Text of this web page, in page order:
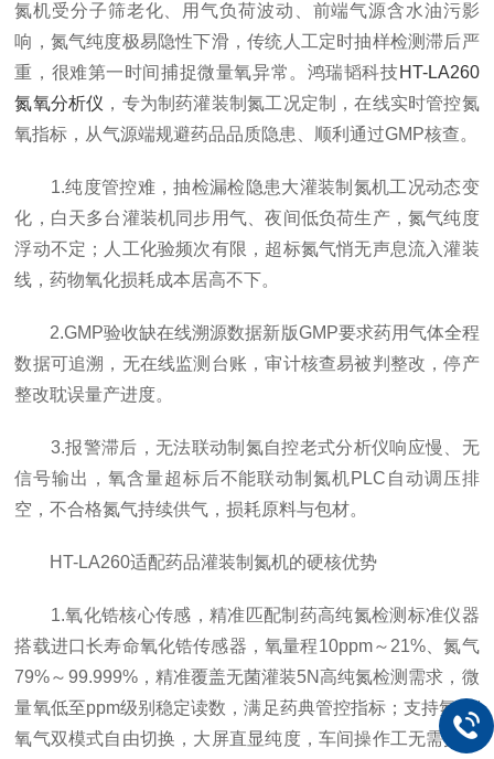
氮机受分子筛老化、用气负荷波动、前端气源含水油污影
响，氮气纯度极易隐性下滑，传统人工定时抽样检测滞后严
重，很难第一时间捕捉微量氧异常。鸿瑞韬科技HT-LA260
氮氧分析仪 ，专为制药灌装制氮工况定制，在线实时管控氮
氧指标，从气源端规避药品品质隐患、顺利通过GMP核查。
1.纯度管控难，抽检漏检隐患大灌装制氮机工况动态变
化，白天多台灌装机同步用气、夜间低负荷生产，氮气纯度
浮动不定；人工化验频次有限，超标氮气悄无声息流入灌装
线，药物氧化损耗成本居高不下。
2.GMP验收缺在线溯源数据新版GMP要求药用气体全程
数据可追溯，无在线监测台账，审计核查易被判整改，停产
整改耽误量产进度。
3.报警滞后，无法联动制氮自控老式分析仪响应慢、无
信号输出，氧含量超标后不能联动制氮机PLC自动调压排
空，不合格氮气持续供气，损耗原料与包材。
HT-LA260适配药品灌装制氮机的硬核优势
1.氧化锆核心传感，精准匹配制药高纯氮检测标准仪器
搭载进口长寿命氧化锆传感器，氧量程10ppm～21%、氮气
79%～99.999%，精准覆盖无菌灌装5N高纯氮检测需求，微
量氧低至ppm级别稳定读数，满足药典管控指标；支持氮气/
氧气双模式自由切换，大屏直显纯度，车间操作工无需换算